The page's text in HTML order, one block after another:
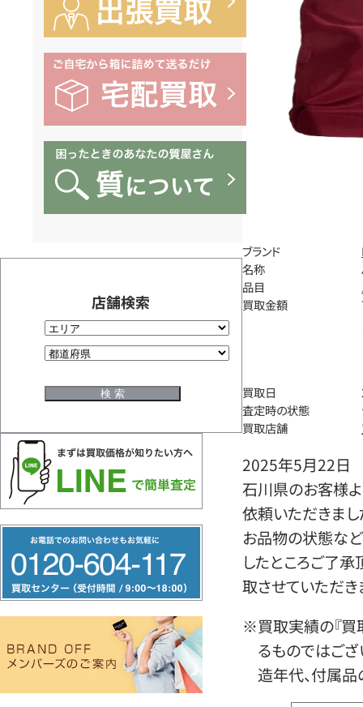
店舗検索
リ
ー
ヤ
ブランド
名称
品目
買取金額
買取日
査定時の状態
買取店舗
2025年5月22日
石川県のお客様よ
依頼いただきまし
お品物の状態など
したところご了
取させていただき
※買取実績の『買
るものではござ
造年代、付属品